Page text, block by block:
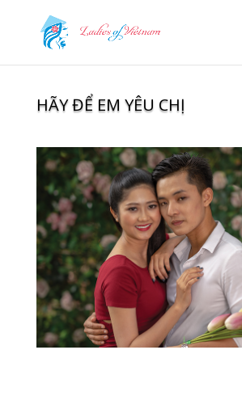
HÃY ĐỂ EM YÊU CHỊ